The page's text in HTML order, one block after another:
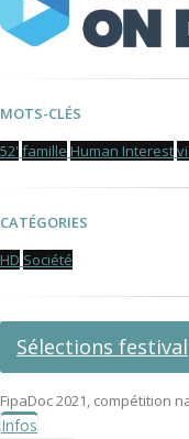
MOTS-CLÉS
52' famille Human Interest
CATÉGORIES
HD Société
Sélections festival
FipaDoc 2021, compétition
Infos